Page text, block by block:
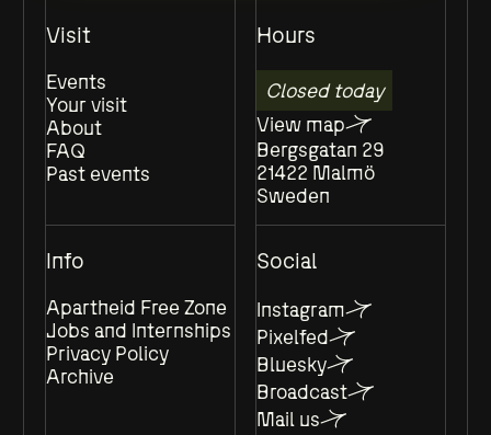
Visit
Events
Your visit
About
FAQ
Past events
Hours
Closed today
View map
Bergsgatan 29
21422 Malmö
Sweden
Info
Apartheid Free Zone
Jobs and Internships
Privacy Policy
Archive
Social
Instagram
Pixelfed
Bluesky
Broadcast
Mail us